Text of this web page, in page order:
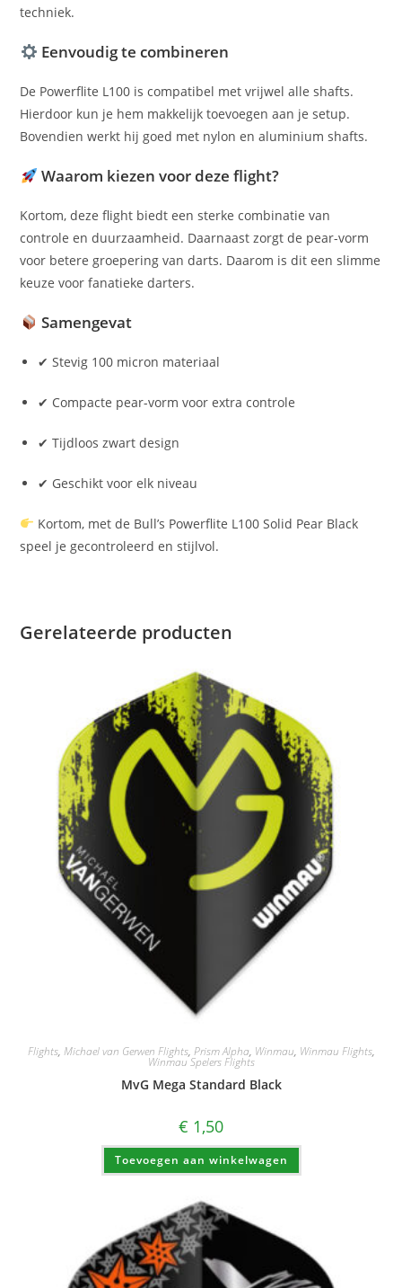
techniek.
Eenvoudig te combineren
De Powerflite L100 is compatibel met vrijwel alle shafts.
Hierdoor kun je hem makkelijk toevoegen aan je setup.
Bovendien werkt hij goed met nylon en aluminium shafts.
Waarom kiezen voor deze flight?
Kortom, deze flight biedt een sterke combinatie van
controle en duurzaamheid. Daarnaast zorgt de pear-vorm
voor betere groepering van darts. Daarom is dit een slimme
keuze voor fanatieke darters.
Samengevat
✔ Stevig 100 micron materiaal
✔ Compacte pear-vorm voor extra controle
✔ Tijdloos zwart design
✔ Geschikt voor elk niveau
Kortom, met de Bull’s Powerflite L100 Solid Pear Black
speel je gecontroleerd en stijlvol.
Gerelateerde producten
Flights, Michael van Gerwen Flights, Prism Alpha, Winmau, Winmau Flights,
Winmau Spelers Flights
MvG Mega Standard Black
€ 1,50
Toevoegen aan winkelwagen